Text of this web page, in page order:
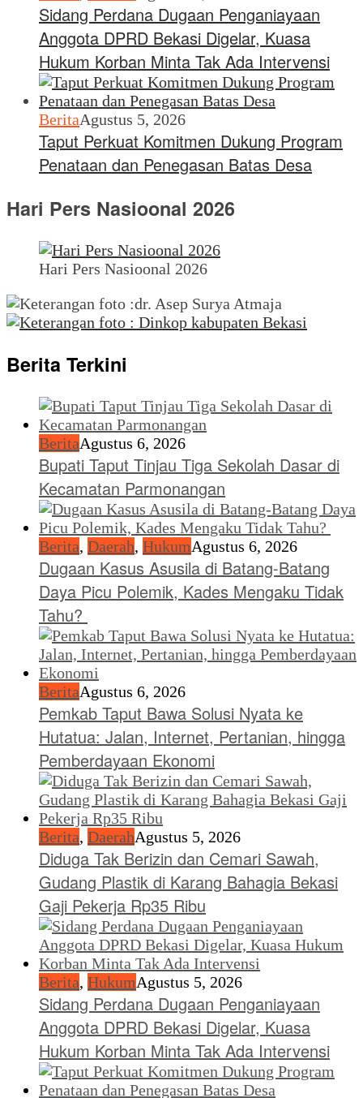
Sidang Perdana Dugaan Penganiayaan
Anggota DPRD Bekasi Digelar, Kuasa
Hukum Korban Minta Tak Ada Intervensi
BeritaAgustus 5, 2026
Taput Perkuat Komitmen Dukung Program
Penataan dan Penegasan Batas Desa
Hari Pers Nasioonal 2026
Hari Pers Nasioonal 2026
Berita Terkini
BeritaAgustus 6, 2026
Bupati Taput Tinjau Tiga Sekolah Dasar di
Kecamatan Parmonangan
Berita, Daerah, HukumAgustus 6, 2026
Dugaan Kasus Asusila di Batang-Batang
Daya Picu Polemik, Kades Mengaku Tidak
Tahu?
BeritaAgustus 6, 2026
Pemkab Taput Bawa Solusi Nyata ke
Hutatua: Jalan, Internet, Pertanian, hingga
Pemberdayaan Ekonomi
Berita, DaerahAgustus 5, 2026
Diduga Tak Berizin dan Cemari Sawah,
Gudang Plastik di Karang Bahagia Bekasi
Gaji Pekerja Rp35 Ribu
Berita, HukumAgustus 5, 2026
Sidang Perdana Dugaan Penganiayaan
Anggota DPRD Bekasi Digelar, Kuasa
Hukum Korban Minta Tak Ada Intervensi